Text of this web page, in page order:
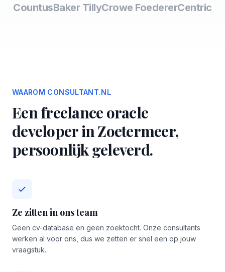
CountusBaker TillyCrowe FoedererCentric
WAAROM CONSULTANT.NL
Een freelance oracle
developer in Zoetermeer,
persoonlijk geleverd.
Ze zitten in ons team
Geen cv-database en geen zoektocht. Onze consultants
werken al voor ons, dus we zetten er snel een op jouw
vraagstuk.